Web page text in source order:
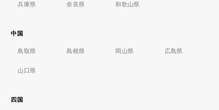
兵庫県 奈良県 和歌山県
中国
鳥取県 島根県 岡山県 広島県
山口県
四国